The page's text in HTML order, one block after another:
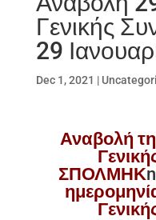
Γενικής
29
Dec 1, 2021 |
Αναβολή
ΣΠΟΛΜΗΚn